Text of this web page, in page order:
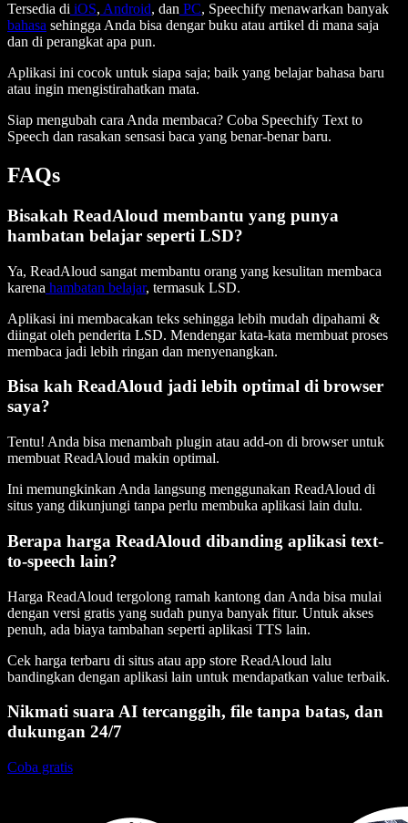
Tersedia di iOS, Android, dan PC, Speechify menawarkan banyak
bahasa sehingga Anda bisa dengar buku atau artikel di mana saja
dan di perangkat apa pun.
Aplikasi ini cocok untuk siapa saja; baik yang belajar bahasa baru
atau ingin mengistirahatkan mata.
Siap mengubah cara Anda membaca? Coba Speechify Text to
Speech dan rasakan sensasi baca yang benar-benar baru.
FAQs
Bisakah ReadAloud membantu yang punya
hambatan belajar seperti LSD?
Ya, ReadAloud sangat membantu orang yang kesulitan membaca
karena hambatan belajar, termasuk LSD.
Aplikasi ini membacakan teks sehingga lebih mudah dipahami &
diingat oleh penderita LSD. Mendengar kata-kata membuat proses
membaca jadi lebih ringan dan menyenangkan.
Bisa kah ReadAloud jadi lebih optimal di browser
saya?
Tentu! Anda bisa menambah plugin atau add-on di browser untuk
membuat ReadAloud makin optimal.
Ini memungkinkan Anda langsung menggunakan ReadAloud di
situs yang dikunjungi tanpa perlu membuka aplikasi lain dulu.
Berapa harga ReadAloud dibanding aplikasi text-
to-speech lain?
Harga ReadAloud tergolong ramah kantong dan Anda bisa mulai
dengan versi gratis yang sudah punya banyak fitur. Untuk akses
penuh, ada biaya tambahan seperti aplikasi TTS lain.
Cek harga terbaru di situs atau app store ReadAloud lalu
bandingkan dengan aplikasi lain untuk mendapatkan value terbaik.
Nikmati suara AI tercanggih, file tanpa batas, dan
dukungan 24/7
Coba gratis